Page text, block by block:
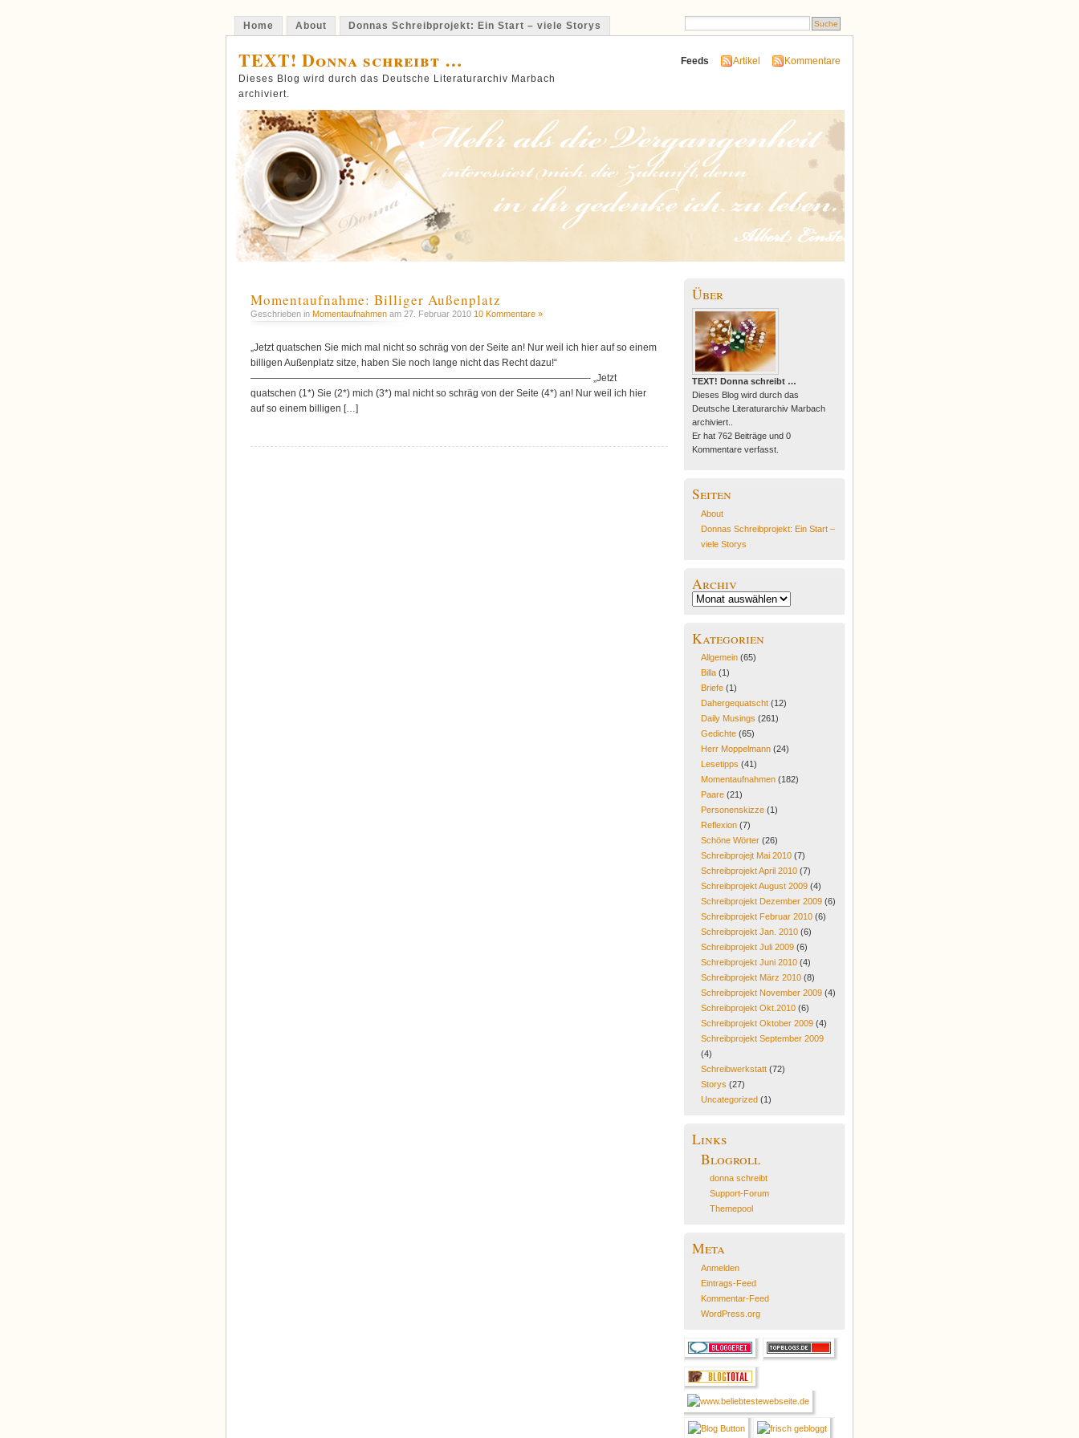
Home About Donnas Schreibprojekt: Ein Start – viele Storys
TEXT! Donna schreibt …
Dieses Blog wird durch das Deutsche Literaturarchiv Marbach
archiviert.
Feeds Artikel Kommentare
Momentaufnahme: Billiger Außenplatz
Geschrieben in Momentaufnahmen am 27. Februar 2010 10 Kommentare »
„Jetzt quatschen Sie mich mal nicht so schräg von der Seite an! Nur weil ich hier auf so einem
billigen Außenplatz sitze, haben Sie noch lange nicht das Recht dazu!“
———————————————————————————————————- „Jetzt
quatschen (1*) Sie (2*) mich (3*) mal nicht so schräg von der Seite (4*) an! Nur weil ich hier
auf so einem billigen […]
Über
TEXT! Donna schreibt …
Dieses Blog wird durch das
Deutsche Literaturarchiv Marbach
archiviert..
Er hat 762 Beiträge und 0
Kommentare verfasst.
Seiten
About
Donnas Schreibprojekt: Ein Start –
viele Storys
Archiv
Archiv
Kategorien
Allgemein(65)
Billa(1)
Briefe(1)
Dahergequatscht(12)
Daily Musings (261)
Gedichte(65)
Herr Moppelmann(24)
Lesetipps (41)
Momentaufnahmen(182)
Paare(21)
Personenskizze(1)
Reflexion(7)
Schöne Wörter(26)
Schreibprojejt Mai 2010(7)
Schreibprojekt April 2010(7)
Schreibprojekt August 2009(4)
Schreibprojekt Dezember 2009(6)
Schreibprojekt Februar 2010(6)
Schreibprojekt Jan. 2010(6)
Schreibprojekt Juli 2009(6)
Schreibprojekt Juni 2010(4)
Schreibprojekt März 2010(8)
Schreibprojekt November 2009(4)
Schreibprojekt Okt.2010(6)
Schreibprojekt Oktober 2009(4)
Schreibprojekt September 2009
(4)
Schreibwerkstatt(72)
Storys (27)
Uncategorized (1)
Links
Blogroll
donna schreibt
Support-Forum
Themepool
Meta
Anmelden
Eintrags-Feed
Kommentar-Feed
WordPress.org